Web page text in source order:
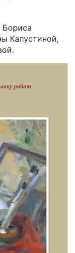
Бориса
Капустиной,